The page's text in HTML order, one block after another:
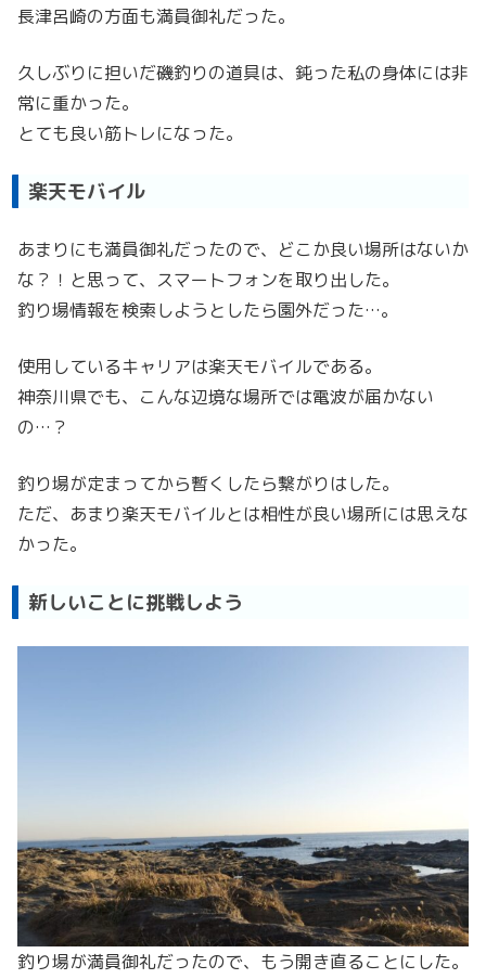
長津呂崎の方面も満員御礼だった。
久しぶりに担いだ磯釣りの道具は、鈍った私の身体には非
常に重かった。
とても良い筋トレになった。
楽天モバイル
あまりにも満員御礼だったので、どこか良い場所はないか
な？！と思って、スマートフォンを取り出した。
釣り場情報を検索しようとしたら園外だった…。
使用しているキャリアは楽天モバイルである。
神奈川県でも、こんな辺境な場所では電波が届かない
の…？
釣り場が定まってから暫くしたら繋がりはした。
ただ、あまり楽天モバイルとは相性が良い場所には思えな
かった。
新しいことに挑戦しよう
釣り場が満員御礼だったので、もう開き直ることにした。